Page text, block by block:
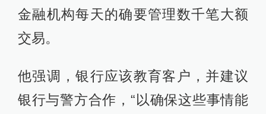
金融机构每天的确要管理数千笔大额
交易。
他强调，银行应该教育客户，并建议
银行与警方合作，“以确保这些事情能